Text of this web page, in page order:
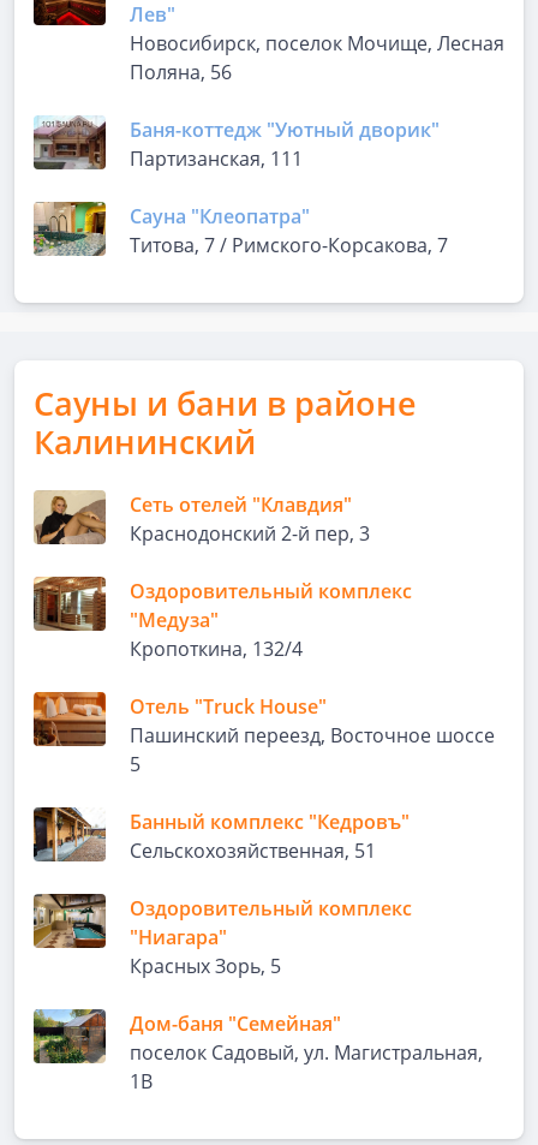
Лев"
Новосибирск, поселок Мочище, Лесная
Поляна, 56
Баня-коттедж "Уютный дворик"
Партизанская, 111
Сауна "Клеопатра"
Титова, 7 / Римского-Корсакова, 7
Сауны и бани в районе
Калининский
Сеть отелей "Клавдия"
Краснодонский 2-й пер, 3
Оздоровительный комплекс
"Медуза"
Кропоткина, 132/4
Отель "Truck House"
Пашинский переезд, Восточное шоссе
5
Банный комплекс "Кедровъ"
Сельскохозяйственная, 51
Оздоровительный комплекс
"Ниагара"
Красных Зорь, 5
Дом-баня "Семейная"
поселок Садовый, ул. Магистральная,
1В